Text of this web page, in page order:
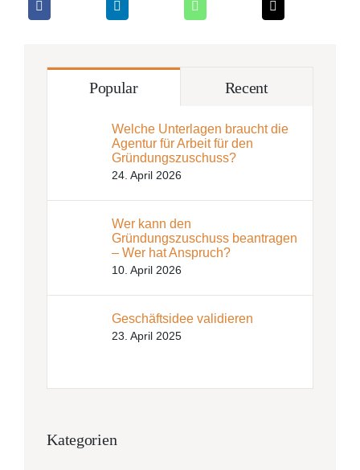
Popular Recent
Welche Unterlagen braucht die
Agentur für Arbeit für den
Gründungszuschuss?
24. April 2026
Wer kann den
Gründungszuschuss beantragen
– Wer hat Anspruch?
10. April 2026
Geschäftsidee validieren
23. April 2025
Kategorien